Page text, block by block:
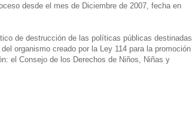
desde el mes de Diciembre de 2007, fecha en
de destrucción de las políticas públicas destinadas
organismo creado por la Ley 114 para la promoción
el Consejo de los Derechos de Niños, Niñas y